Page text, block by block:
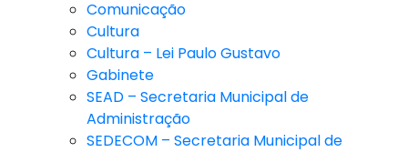
Comunicação
Cultura
Cultura – Lei Paulo Gustavo
Gabinete
SEAD – Secretaria Municipal de
Administração
SEDECOM – Secretaria Municipal de